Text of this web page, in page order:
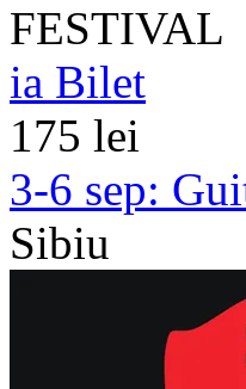
FESTIVAL
ia Bilet
175 lei
3-6 sep:
Sibiu